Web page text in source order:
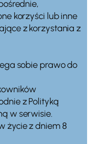
korzyści lub inne
z korzystania z
sobie prawo do
z Polityką
w serwisie.
życie z dniem 8